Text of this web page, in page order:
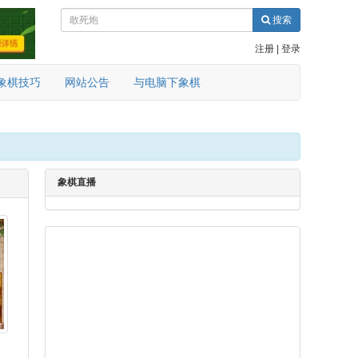
搜索
注册 登录
棋技巧 网站公告 与电脑下象棋
象棋直播